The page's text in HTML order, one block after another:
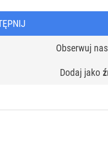
Obserwuj nas
Dodaj jako